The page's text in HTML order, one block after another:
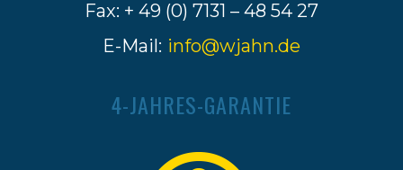
Fax: + 49 (0) 7131 – 48 54 27
E-Mail: info@wjahn.de
4-JAHRES-GARANTIE